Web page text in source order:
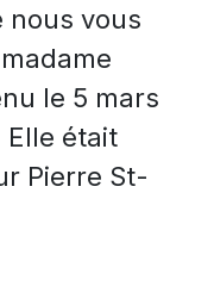
nous vous
le 5 mars
Elle était
Pierre St-